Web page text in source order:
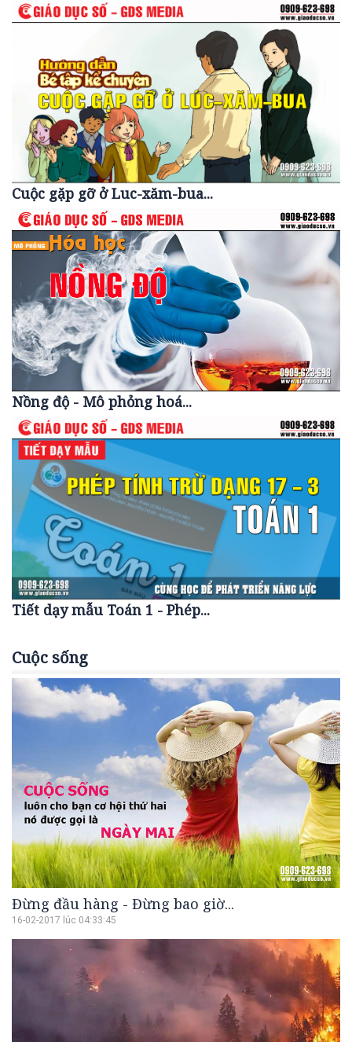
Cuộc gặp gỡ ở Luc-xăm-bua...
Nồng độ - Mô phỏng hoá...
Tiết dạy mẫu Toán 1 - Phép...
Cuộc sống
Đừng đầu hàng - Đừng bao giờ...
16-02-2017 lúc 04:33:45